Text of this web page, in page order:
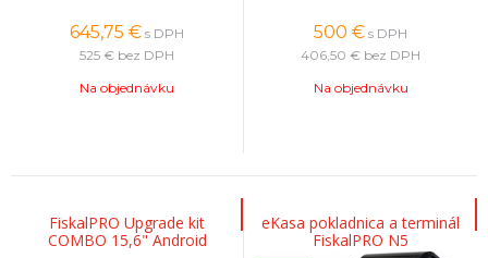
645,75 € s DPH
525 € bez DPH
Na objednávku
500 € s DPH
406,50 € bez DPH
Na objednávku
FiskalPRO Upgrade kit
COMBO 15,6" Android
eKasa pokladnica a terminál
FiskalPRO N5